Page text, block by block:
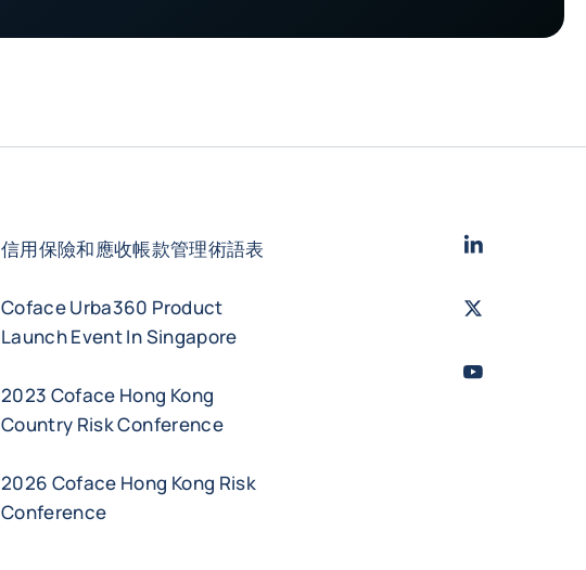
信用保險和應收帳款管理術語表
Coface Urba360 Product
Launch Event In Singapore
2023 Coface Hong Kong
Country Risk Conference
2026 Coface Hong Kong Risk
Conference
LinkedIn
Twitter
Youtube